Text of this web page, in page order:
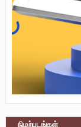
நிழற்படங்கள்